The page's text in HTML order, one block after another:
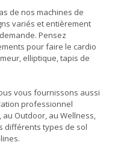
de nos machines de
variés et entièrement
Pensez
pour faire le cardio
elliptique, tapis de
vous fournissons aussi
professionnel
Outdoor, au Wellness,
différents types de sol